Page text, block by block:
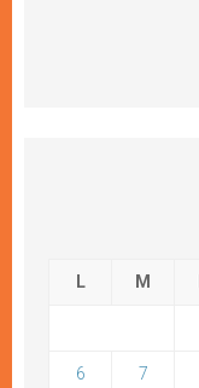
L M
6 7